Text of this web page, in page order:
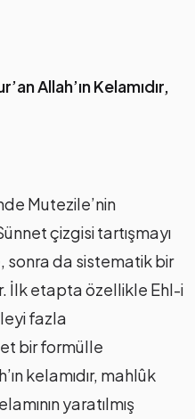
Allah’ın Kelamıdır,
Mutezile’nin
çizgisi tartışmayı
sonra da sistematik bir
İlk etapta özellikle Ehl-i
fazla
bir formülle
kelamıdır, mahlûk
yaratılmış